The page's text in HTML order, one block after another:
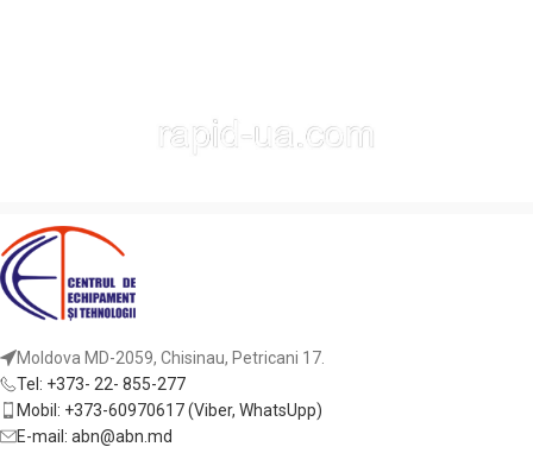
Moldova MD-2059, Chisinau, Petricani 17.
Tel: +373- 22- 855-277
Mobil: +373-60970617 (Viber, WhatsUpp)
E-mail: abn@abn.md